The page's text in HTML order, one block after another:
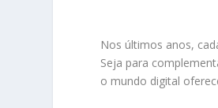
Nos últimos anos,
Seja para
o mundo digital